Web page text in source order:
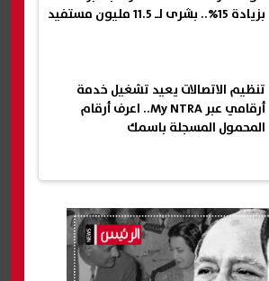
بزيادة 15%.. بشرى لـ 11.5 مليون مستفيد
تنظيم الاتصالات يعيد تشغيل خدمة
أرقامي عبر My NTRA.. اعرف أرقام
المحمول المسجلة باسمك